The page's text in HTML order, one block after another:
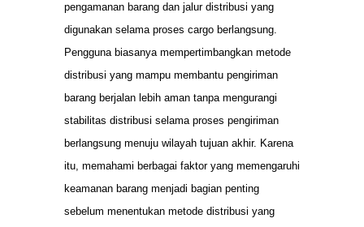
pengamanan barang dan jalur distribusi yang
digunakan selama proses cargo berlangsung.
Pengguna biasanya mempertimbangkan metode
distribusi yang mampu membantu pengiriman
barang berjalan lebih aman tanpa mengurangi
stabilitas distribusi selama proses pengiriman
berlangsung menuju wilayah tujuan akhir. Karena
itu, memahami berbagai faktor yang memengaruhi
keamanan barang menjadi bagian penting
sebelum menentukan metode distribusi yang